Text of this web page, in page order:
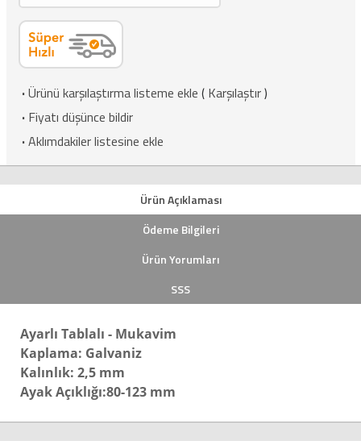
·Ürünü karşılaştırma listeme ekle ( Karşılaştır)
· Fiyatı düşünce bildir
·Aklımdakiler listesine ekle
Ürün Açıklaması
Ödeme Bilgileri
Ürün Yorumları
SSS
Ayarlı Tablalı - Mukavim
Kaplama: Galvaniz
Kalınlık: 2,5 mm
Ayak Açıklığı:80-123 mm